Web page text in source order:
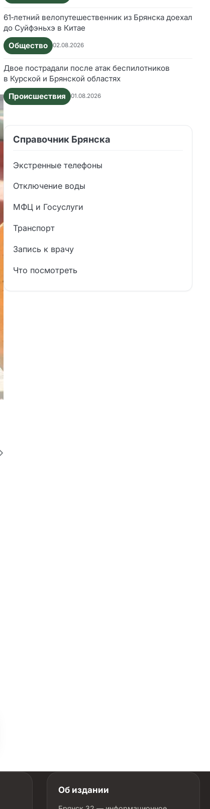
61‑летний велопутешественник из Брянска доехал
до Суйфэньхэ в Китае
Общество
02.08.2026
Двое пострадали после атак беспилотников
в Курской и Брянской областях
Происшествия
01.08.2026
Справочник Брянска
Экстренные телефоны
Отключение воды
МФЦ и Госуслуги
Транспорт
Запись к врачу
Что посмотреть
Об издании